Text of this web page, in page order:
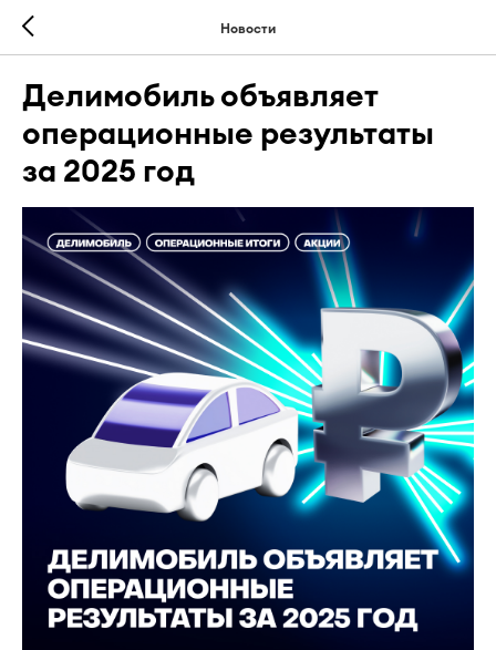
Новости
Делимобиль объявляет
операционные результаты
за 2025 год